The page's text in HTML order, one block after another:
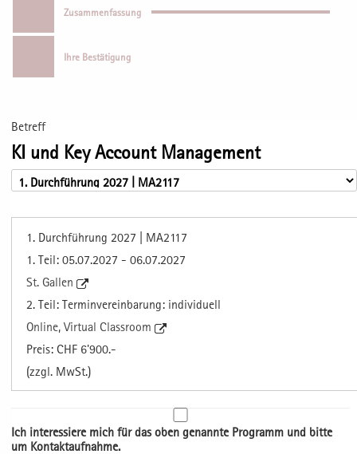
Zusammenfassung
Ihre Bestätigung
Betreff
KI und Key Account Management
1. Durchführung 2027 | MA2117
1. Teil: 05.07.2027 - 06.07.2027
St. Gallen
2. Teil: Terminvereinbarung: individuell
Online, Virtual Classroom
Preis: CHF 6'900.-
(zzgl. MwSt.)
Ich interessiere mich für das oben genannte Programm und bitte
um Kontaktaufnahme.